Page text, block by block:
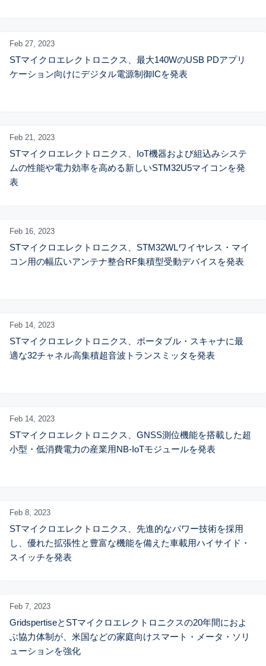
Feb 27, 2023
STマイクロエレクトロニクス、最大140WのUSB PDアプリ
ケーション向けにデジタル電源制御ICを発表
Feb 21, 2023
STマイクロエレクトロニクス、IoT機器および組込みシステ
ムの性能や電力効率を高める新しいSTM32U5マイコンを発
表
Feb 16, 2023
STマイクロエレクトロニクス、STM32WLワイヤレス・マイ
コン用の幅広いアンテナ整合RF集積型受動デバイスを発表
Feb 14, 2023
STマイクロエレクトロニクス、ポータブル・スキャナに最
適な32チャネル高集積超音波トランスミッタを発表
Feb 14, 2023
STマイクロエレクトロニクス、GNSS測位機能を搭載した超
小型・低消費電力の産業用NB-IoTモジュールを発表
Feb 8, 2023
STマイクロエレクトロニクス、先進的なパワー技術を採用
し、優れた拡張性と豊富な機能を備えた車載用ハイサイド・
スイッチを発表
Feb 7, 2023
GridspertiseとSTマイクロエレクトロニクスの20年間におよ
ぶ協力体制が、米国などの家庭向けスマート・メータ・ソリ
ューションを強化